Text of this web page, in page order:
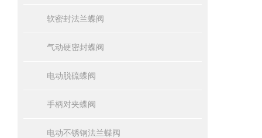
软密封法兰蝶阀
气动硬密封蝶阀
电动脱硫蝶阀
手柄对夹蝶阀
电动不锈钢法兰蝶阀